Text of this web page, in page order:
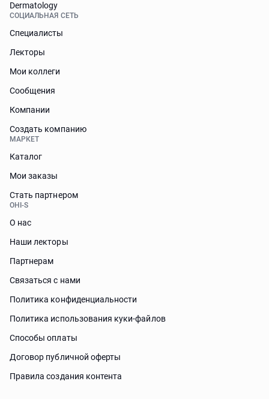
Dermatology
СОЦИАЛЬНАЯ СЕТЬ
Специалисты
Лекторы
Мои коллеги
Сообщения
Компании
Создать компанию
МАРКЕТ
Каталог
Мои заказы
Стать партнером
OHI-S
О нас
Наши лекторы
Партнерам
Связаться с нами
Политика конфиденциальности
Политика использования куки-файлов
Способы оплаты
Договор публичной оферты
Правила создания контента